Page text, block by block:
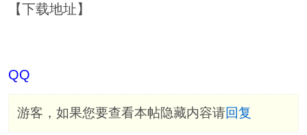
【下载地址】
QQ
游客，如果您要查看本帖隐藏内容请回复